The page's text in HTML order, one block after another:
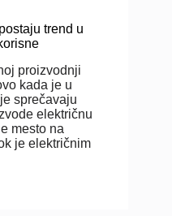
trend u
proizvodnji
kada je u
sprečavaju
električnu
mesto na
je električnim